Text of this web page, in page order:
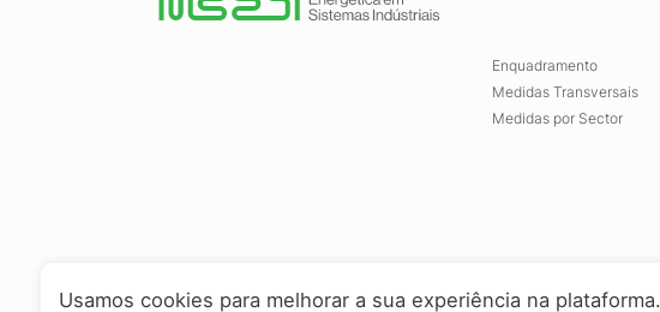
Enquadramento
Medidas Transversais
Medidas por Sector
Usamos cookies para melhorar a sua experiência na plataforma.